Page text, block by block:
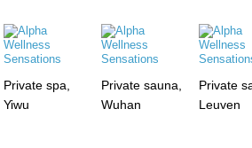
Private spa,
Yiwu
Private sauna,
Wuhan
Private
Leuven